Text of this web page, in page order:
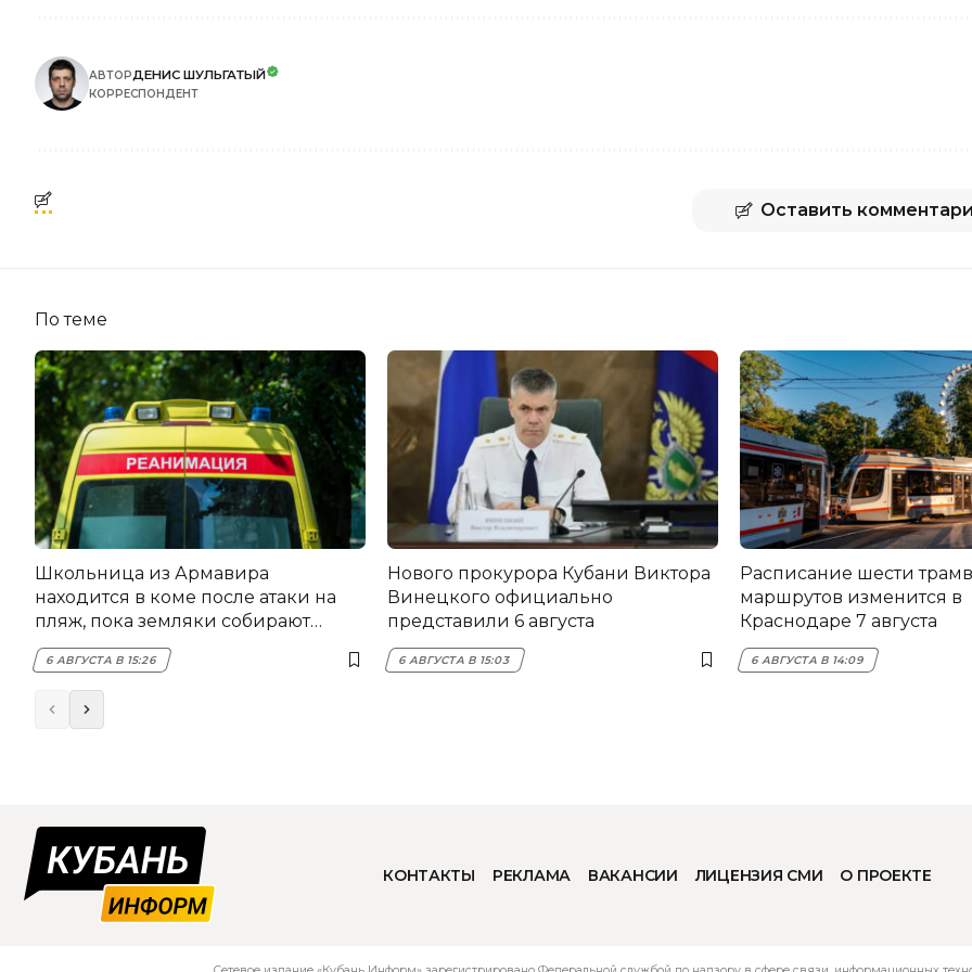
АВТОРДЕНИС ШУЛЬГАТЫЙ
КОРРЕСПОНДЕНТ
Оставить
По теме
Школьница из Армавира
находится в коме после атаки на
пляж, пока земляки собирают
помощь
6 АВГУСТА В 15:26
Нового прокурора Кубани Виктора
Винецкого официально
представили 6 августа
6 АВГУСТА В 15:03
Расписание шести
маршрутов изменится в
Краснодаре 7 августа
6 АВГУСТА В 14:09
КОНТАКТЫ РЕКЛАМА ВАКАНСИИ ЛИЦЕНЗИЯ СМИ О ПРОЕКТЕ